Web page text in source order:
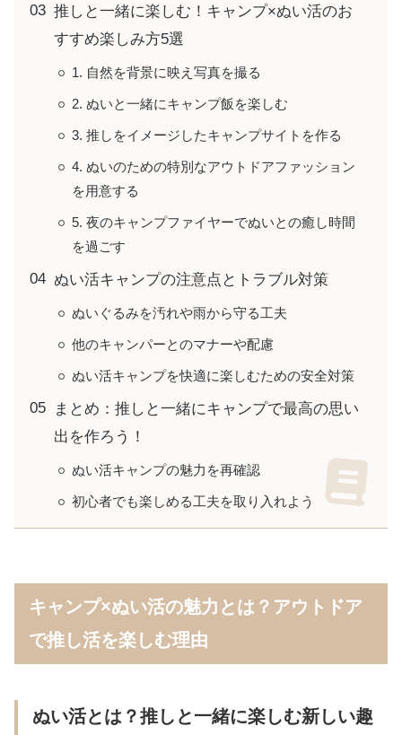
推しと一緒に楽しむ！キャンプ×ぬい活のお
すすめ楽しみ方5選
1. 自然を背景に映え写真を撮る
2. ぬいと一緒にキャンプ飯を楽しむ
3. 推しをイメージしたキャンプサイトを作る
4. ぬいのための特別なアウトドアファッション
を用意する
5. 夜のキャンプファイヤーでぬいとの癒し時間
を過ごす
ぬい活キャンプの注意点とトラブル対策
ぬいぐるみを汚れや雨から守る工夫
他のキャンパーとのマナーや配慮
ぬい活キャンプを快適に楽しむための安全対策
まとめ：推しと一緒にキャンプで最高の思い
出を作ろう！
ぬい活キャンプの魅力を再確認
初心者でも楽しめる工夫を取り入れよう
キャンプ×ぬい活の魅力とは？アウトドア
で推し活を楽しむ理由
ぬい活とは？推しと一緒に楽しむ新しい趣